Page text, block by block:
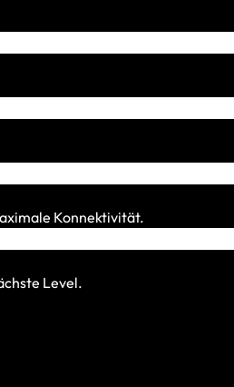
Konnektivität.
Level.